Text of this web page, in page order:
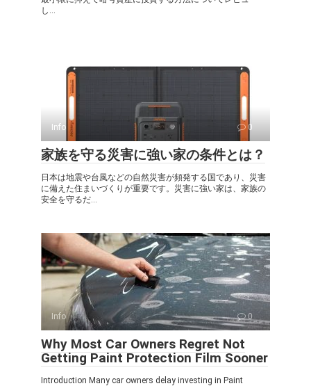
し...
Info 0
家族を守る災害に強い家の条件とは？
日本は地震や台風などの自然災害が頻発する国であり、災害
に備えた住まいづくりが重要です。災害に強い家は、家族の
安全を守るだ...
Info 0
Why Most Car Owners Regret Not
Getting Paint Protection Film Sooner
Introduction Many car owners delay investing in Paint